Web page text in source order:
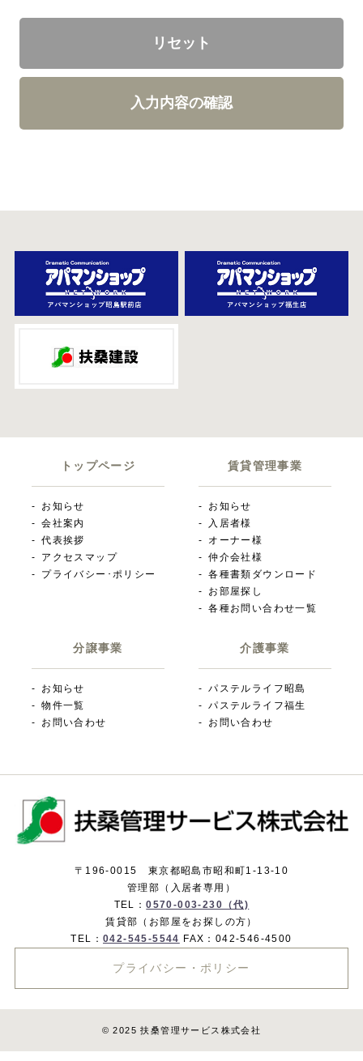
トップページ
お知らせ
会社案内
代表挨拶
アクセスマップ
プライバシー･ポリシー
賃貸管理事業
お知らせ
入居者様
オーナー様
仲介会社様
各種書類ダウンロード
お部屋探し
各種お問い合わせ一覧
分譲事業
お知らせ
物件一覧
お問い合わせ
介護事業
パステルライフ昭島
パステルライフ福生
お問い合わせ
〒196-0015 東京都昭島市昭和町1-13-10
管理部（入居者専用）
TEL：0570-003-230（代)
賃貸部（お部屋をお探しの方）
TEL： 042-545-5544 FAX：042-546-4500
プライバシー・ポリシー
© 2025 扶桑管理サービス株式会社